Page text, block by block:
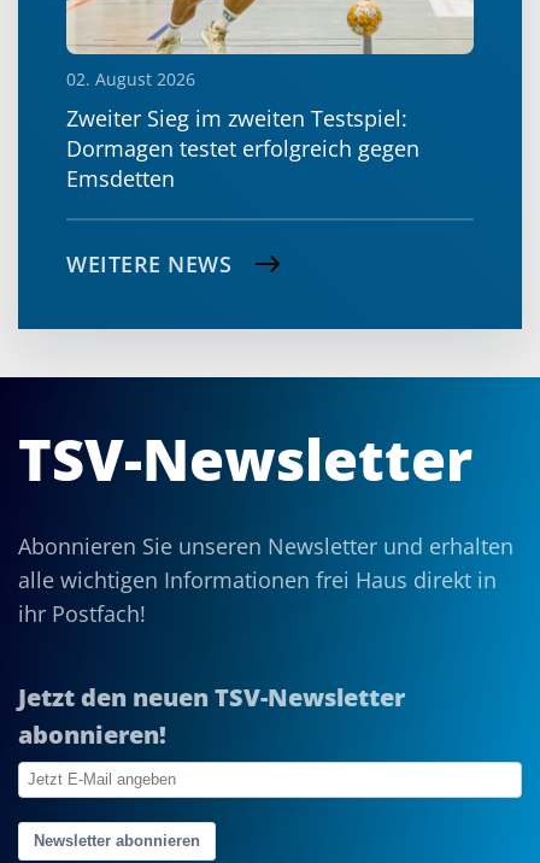
02. August 2026
Zweiter Sieg im zweiten Testspiel:
Dormagen testet erfolgreich gegen
Emsdetten
WEITERE NEWS
TSV-Newsletter
Abonnieren Sie unseren Newsletter und erhalten
alle wichtigen Informationen frei Haus direkt in
ihr Postfach!
Jetzt den neuen TSV-Newsletter
abonnieren!
Newsletter abonnieren